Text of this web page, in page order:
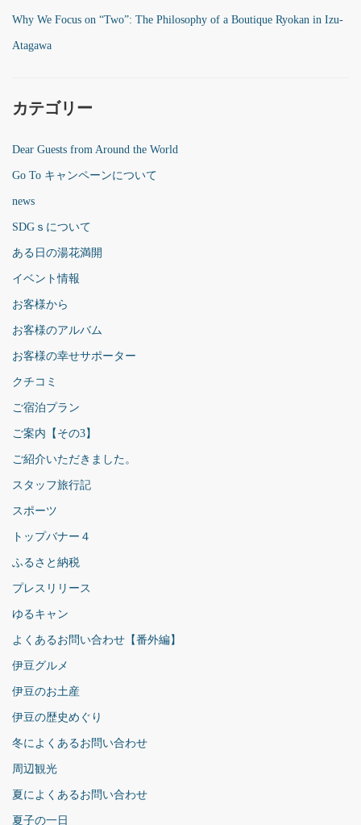
Why We Focus on “Two”: The Philosophy of a Boutique Ryokan in Izu-
Atagawa
カテゴリー
Dear Guests from Around the World
Go To キャンペーンについて
news
SDGｓについて
ある日の湯花満開
イベント情報
お客様から
お客様のアルバム
お客様の幸せサポーター
クチコミ
ご宿泊プラン
ご案内【その3】
ご紹介いただきました。
スタッフ旅行記
スポーツ
トップバナー４
ふるさと納税
プレスリリース
ゆるキャン
よくあるお問い合わせ【番外編】
伊豆グルメ
伊豆のお土産
伊豆の歴史めぐり
冬によくあるお問い合わせ
周辺観光
夏によくあるお問い合わせ
夏子の一日